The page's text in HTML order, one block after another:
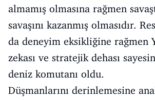
almamış olmasına rağmen
savaşını kazanmış olmasıdır.
da deneyim eksikliğine rağmen
zekası ve stratejik dehası
deniz komutanı oldu.
Düşmanlarını derinlemesine